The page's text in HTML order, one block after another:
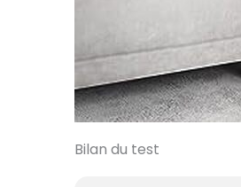
Bilan du test